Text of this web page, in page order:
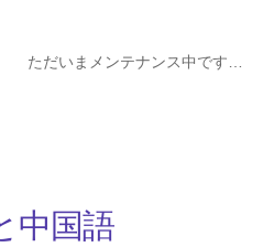
ただいまメンテナンス中です…
中国語